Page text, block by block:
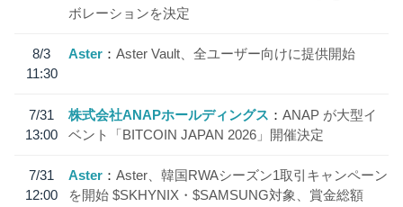
ボレーションを決定
8/3
11:30
Aster Aster Vault、全ユーザー向けに提供開始
7/31
13:00
株式会社ANAPホールディングス
ANAP が大型イ
ベント「BITCOIN JAPAN 2026」開催決定
7/31
12:00
Aster
Aster、韓国RWAシーズン1取引キャンペーン
を開始 $SKHYNIX・$SAMSUNG対象、賞金総額